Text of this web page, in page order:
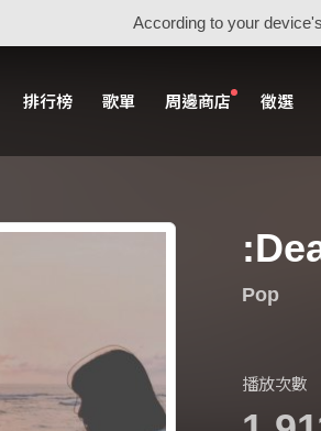
According to your
排行榜 歌單 周邊商店 徵選
Pop
播放次數